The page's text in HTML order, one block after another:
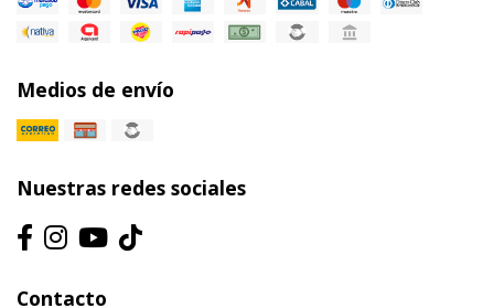
Medios de envío
Nuestras redes sociales
Contacto